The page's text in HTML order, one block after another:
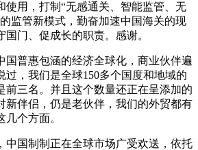
使用，打制“无感通关、智能监管、无
监管新模式，勤奋加速中国海关的现
门、促成长的职责。感谢。
普惠包涵的经济全球化，商业伙伴遍
过，我们是全球150多个国度和地域的
前三名。并且这个数量还正在呈添加的
新伴侣，仍是老伙伴，我们的外贸都有
个方面。
国制制正在全球市场广受欢送，依托